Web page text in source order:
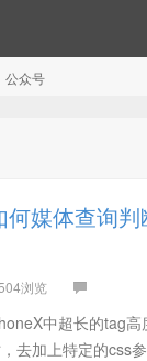
公众号
何媒体查询
浏览
中超长的tag
去加上特定的css